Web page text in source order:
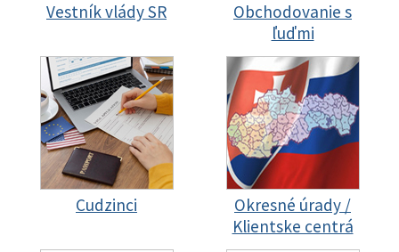
Vestník vlády SR
Obchodovanie s
ľuďmi
Cudzinci
Okresné úrady /
Klientske centrá